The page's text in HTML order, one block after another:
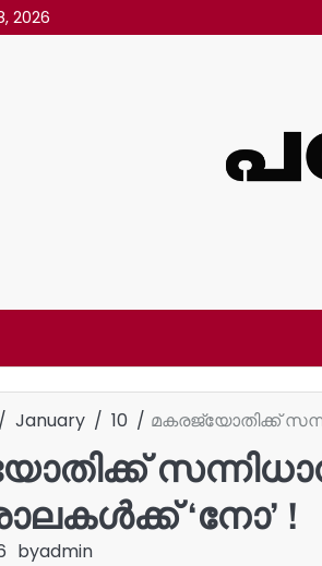
2026
January 10 മകരജ്യോതിക്ക്
‘നോ’ !
byadmin